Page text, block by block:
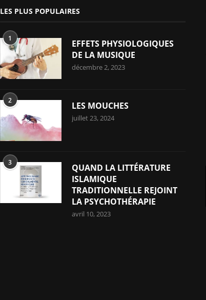
LES PLUS POPULAIRES
1
EFFETS PHYSIOLOGIQUES
DE LA MUSIQUE
décembre 2, 2023
2 LES MOUCHES
juillet 23, 2024
3
QUAND LA LITTÉRATURE
ISLAMIQUE
TRADITIONNELLE REJOINT
LA PSYCHOTHÉRAPIE
avril 10, 2023